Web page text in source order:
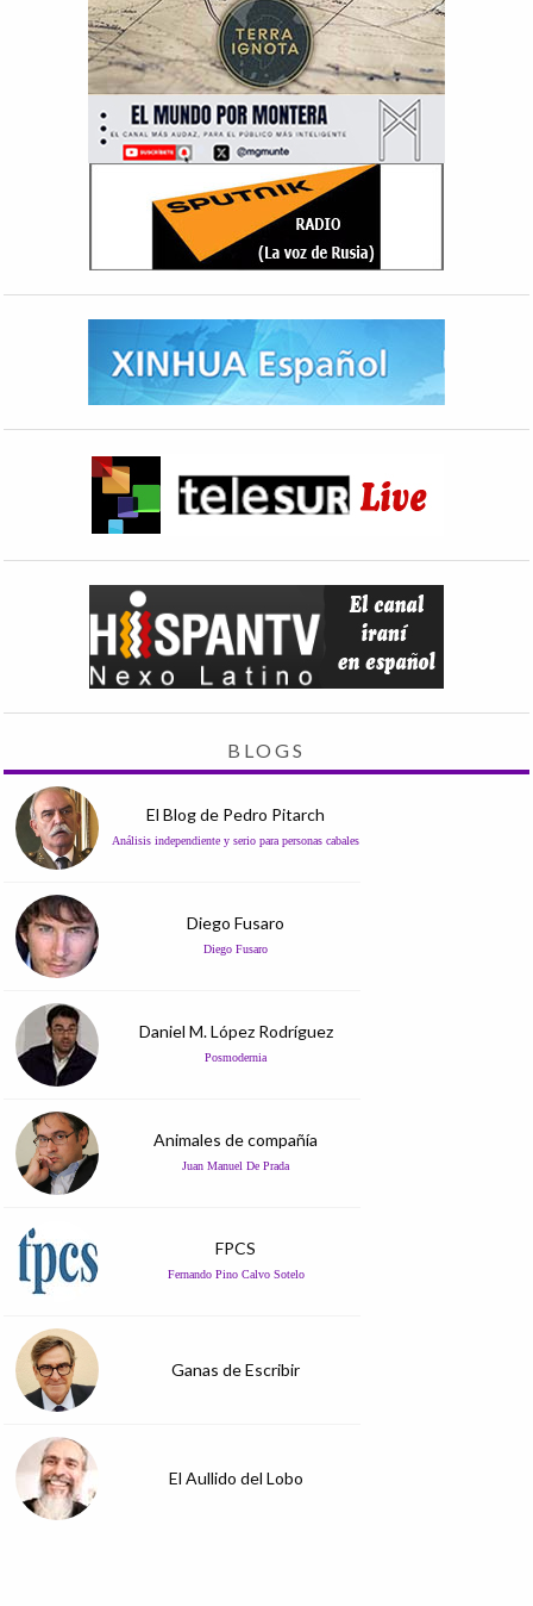
BLOGS
El Blog de Pedro Pitarch
Análisis independiente y serio para personas cabales
Diego Fusaro
Diego Fusaro
Daniel M. López Rodríguez
Posmodernia
Animales de compañía
Juan Manuel De Prada
FPCS
Fernando Pino Calvo Sotelo
Ganas de Escribir
El Aullido del Lobo